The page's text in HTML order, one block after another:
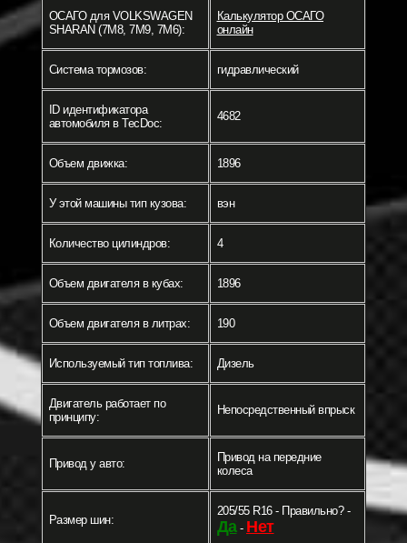
ОСАГО для VOLKSWAGEN
SHARAN (7M8, 7M9, 7M6):
Калькулятор ОСАГО
онлайн
Система тормозов: гидравлический
ID идентификатора
автомобиля в TecDoc:
4682
Объем движка: 1896
У этой машины тип кузова: вэн
Количество цилиндров: 4
Объем двигателя в кубах: 1896
Объем двигателя в литрах: 190
Используемый тип топлива: Дизель
Двигатель работает по
принципу:
Непосредственный впрыск
Привод у авто:
Привод на передние
колеса
Размер шин:
205/55 R16 - Правильно? -
Да- Нет